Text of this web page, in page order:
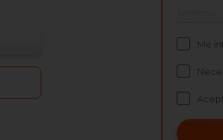
Me